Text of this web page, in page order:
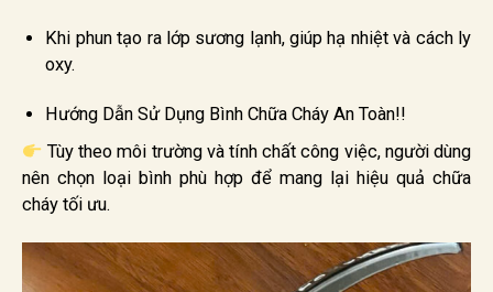
Khi phun tạo ra lớp sương lạnh, giúp hạ nhiệt và cách ly
oxy.
Hướng Dẫn Sử Dụng Bình Chữa Cháy An Toàn!!
Tùy theo môi trường và tính chất công việc, người dùng
nên chọn loại bình phù hợp để mang lại hiệu quả chữa
cháy tối ưu.